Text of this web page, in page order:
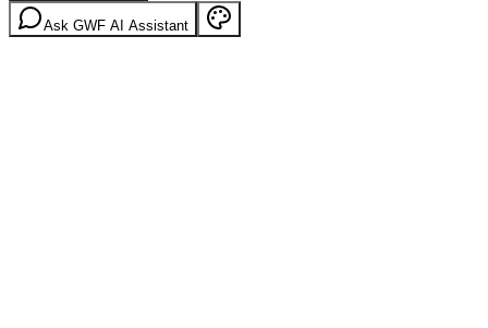
Ask GWF AI Assistant